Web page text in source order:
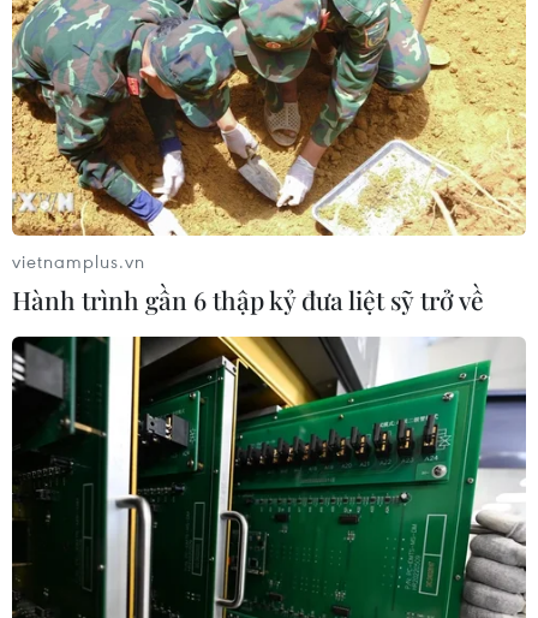
TIN CÙNG CHUYÊN MỤC
vietnamplus.vn
Hành trình gần 6 thập kỷ đưa liệt sỹ trở về